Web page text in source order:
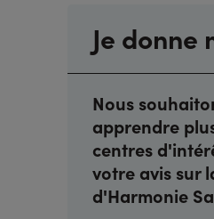
Je donne
Nous
apprendre
centres
votre avis sur
d'Harmonie